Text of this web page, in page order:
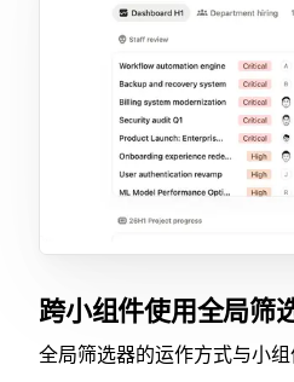
跨小组件使用全局筛
全局筛选器的运作方式与小组